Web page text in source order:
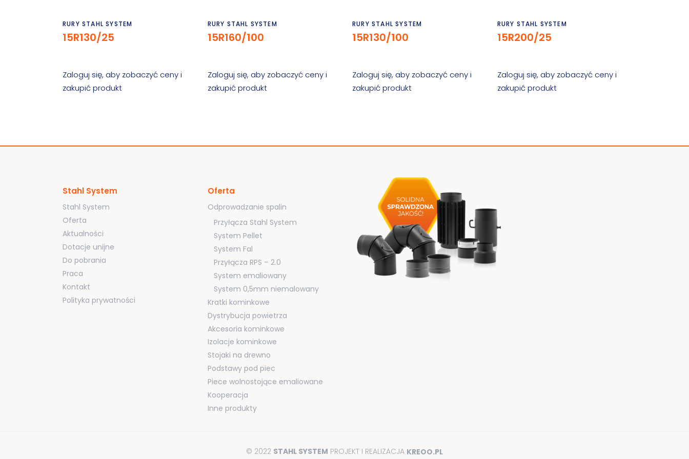
Czytaj dalej
RURY STAHL SYSTEM
15R130/25
Zaloguj się, aby zobaczyć ceny i
zakupić produkt
Czytaj dalej
RURY STAHL SYSTEM
15R160/100
Zaloguj się, aby zobaczyć ceny i
zakupić produkt
Czytaj dalej
RURY STAHL SYSTEM
15R130/100
Zaloguj się, aby zobaczyć ceny i
zakupić produkt
Czytaj dalej
RURY STAHL SYSTEM
15R200/25
Zaloguj się, aby zobaczyć ceny i
zakupić produkt
Stahl System
Stahl System
Oferta
Aktualności
Dotacje unijne
Do pobrania
Praca
Kontakt
Polityka prywatności
Oferta
Odprowadzanie spalin
Przyłącza Stahl System
System Pellet
System Fal
Przyłącza RPS – 2.0
System emaliowany
System 0,5mm niemalowany
Kratki kominkowe
Dystrybucja powietrza
Akcesoria kominkowe
Izolacje kominkowe
Stojaki na drewno
Podstawy pod piec
Piece wolnostojące emaliowane
Kooperacja
Inne produkty
© 2022 STAHL SYSTEM PROJEKT I REALIZACJA KREOO.PL